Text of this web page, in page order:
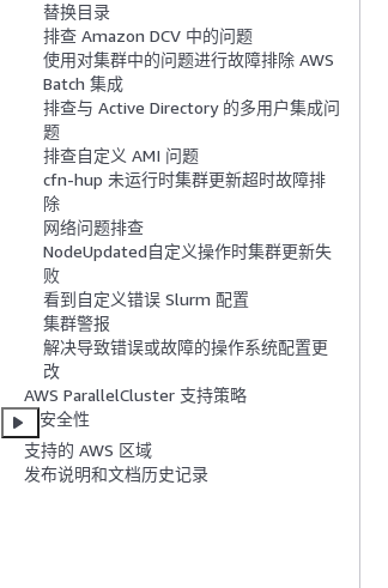
替换目录
排查 Amazon DCV 中的问题
使用对集群中的问题进行故障排除 AWS
Batch 集成
排查与 Active Directory 的多用户集成问
题
排查自定义 AMI 问题
cfn-hup 未运行时集群更新超时故障排
除
网络问题排查
NodeUpdated自定义操作时集群更新失
败
看到自定义错误 Slurm 配置
集群警报
解决导致错误或故障的操作系统配置更
改
AWS ParallelCluster 支持策略
安全性
支持的 AWS 区域
发布说明和文档历史记录